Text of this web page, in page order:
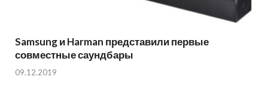
Samsung и Harman представили первые
совместные саундбары
09.12.2019